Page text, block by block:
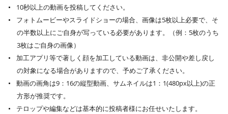
10秒以上の動画を投稿してください。
フォトムービーやスライドショーの場合、画像は5枚以上必要で、そ
の半数以上にご自身が写っている必要があります。（例：5枚のうち
3枚はご自身の画像）
加工アプリ等で著しく顔を加工している動画は、非公開や差し戻し
の対象になる場合がありますので、予めご了承ください。
動画の画角は9：16の縦型動画、サムネイルは1：1(480px以上)の正
方形が推奨です。
テロップや編集などは基本的に投稿者様にお任せいたします。